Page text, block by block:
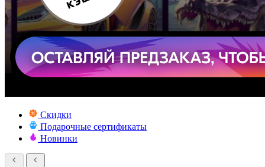
Скидки
Подарочные сертификаты
Новинки